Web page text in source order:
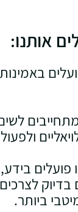
אותנו:
פועלים
בדיוק
ביותר.